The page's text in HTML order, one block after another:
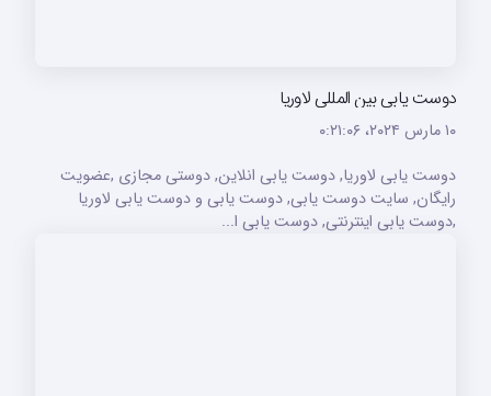
دوست یابی بین المللی لاوریا
۱۰ مارس ۲۰۲۴،‏ ۰:۲۱:۰۶
دوست یابی لاوریا, دوست یابی انلاین, دوستی مجازی ,عضویت
رایگان, سایت دوست یابی, دوست یابی و دوست یابی لاوریا
,دوست یابی اینترنتی, دوست یابی ا...